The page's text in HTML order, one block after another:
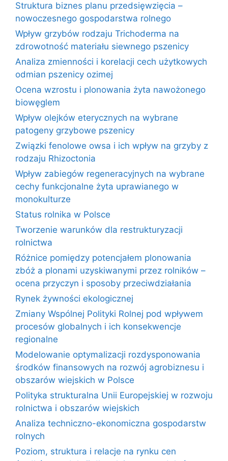
Struktura biznes planu przedsięwzięcia –
nowoczesnego gospodarstwa rolnego
Wpływ grzybów rodzaju Trichoderma na
zdrowotność materiału siewnego pszenicy
Analiza zmienności i korelacji cech użytkowych
odmian pszenicy ozimej
Ocena wzrostu i plonowania żyta nawożonego
biowęglem
Wpływ olejków eterycznych na wybrane
patogeny grzybowe pszenicy
Związki fenolowe owsa i ich wpływ na grzyby z
rodzaju Rhizoctonia
Wpływ zabiegów regeneracyjnych na wybrane
cechy funkcjonalne żyta uprawianego w
monokulturze
Status rolnika w Polsce
Tworzenie warunków dla restrukturyzacji
rolnictwa
Różnice pomiędzy potencjałem plonowania
zbóż a plonami uzyskiwanymi przez rolników –
ocena przyczyn i sposoby przeciwdziałania
Rynek żywności ekologicznej
Zmiany Wspólnej Polityki Rolnej pod wpływem
procesów globalnych i ich konsekwencje
regionalne
Modelowanie optymalizacji rozdysponowania
środków finansowych na rozwój agrobiznesu i
obszarów wiejskich w Polsce
Polityka strukturalna Unii Europejskiej w rozwoju
rolnictwa i obszarów wiejskich
Analiza techniczno-ekonomiczna gospodarstw
rolnych
Poziom, struktura i relacje na rynku cen